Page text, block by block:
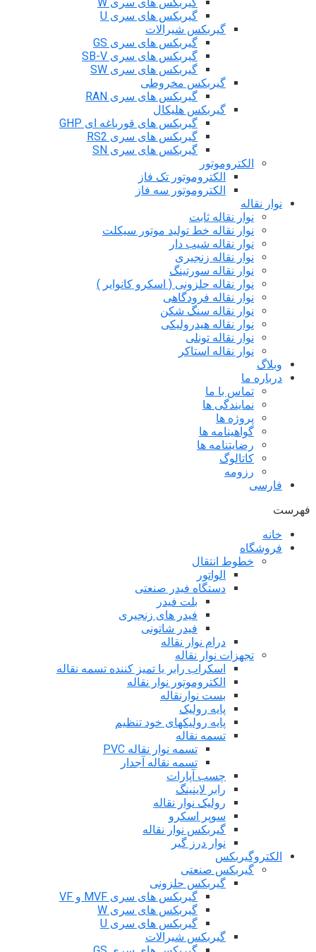
گیربکس های سری U
گیربکس شیرالات
گیربکس های سری GS
گیربکس های سری SB-V
گیربکس های سری SW
گیربکس مخروطی
گیربکس های سری RAN
گیربکس هلیکال
گیربکس های قورباغه ای GHP
گیربکس های سری RS2
گیربکس های سری SN
الکتروموتور
الکتروموتور تک فاز
الکتروموتور سه فاز
نوار نقاله
نوار نقاله ثابت
نوار نقاله خط تولید موتور سیکلت
نوار نقاله شیب دار
نوار نقاله زنجیری
نوار نقاله سورتینگ
نوار نقاله حلزونی ( اسکرو کانوایر )
نوار نقاله فرودگاهی
نوار نقاله سنگ شکن
نوار نقاله هیدرولیکی
نوار نقاله تونلی
نوار نقاله استاکر
وبلاگ
درباره ما
تماس با ما
نمایندگی ها
پروژه ها
گواهینامه ها
رضایتنامه ها
کاتالوگ
رزومه
فارسی
فهرست
خانه
فروشگاه
خطوط انتقال
الواتور
دستگاه فیدر صنعتی
بلت فیدر
فیدر های زنجیری
فیدر شاتونی
درام نوار نقاله
تجهزات نوار نقاله
اسکراب رابر یا تمیز کننده تسمه نقاله
الکتروموتور نوار نقاله
بست نوارنقاله
پایه رولیک
پایه رولیکهای خود تنظیم
تسمه نقاله
تسمه نوار نقاله PVC
تسمه نقاله آجدار
چسب آپارات
رابر لاینینگ
رولیک نوار نقاله
سوپر اسکرو
گیربکس نوار نقاله
نوار درز گیر
الکتروگیربکس
گیربکس صنعتی
گیربکس حلزونی
گیربکس های سری MVF و VF
گیربکس های سری W
گیربکس های سری U
گیربکس شیرالات